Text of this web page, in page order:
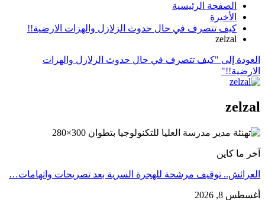
الصفحة الرئيسية
الأخيرة
كيف تتصرف في حال حدوث الزلازل والهزات الارضية!!
zelzal
العودة إلى "كيف تتصرف في حال حدوث الزلازل والهزات
الارضية!!"
zelzal
آخر ما كاين
العرائش.. توقيف مرشحة للهجرة السرية بعد تصريحات واتهامات…
أغسطس 8, 2026